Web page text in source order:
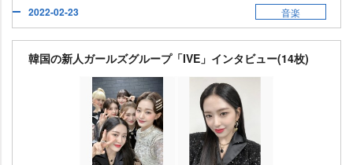
2022-02-23 音楽
韓国の新人ガールズグループ「IVE」インタビュー(14枚)